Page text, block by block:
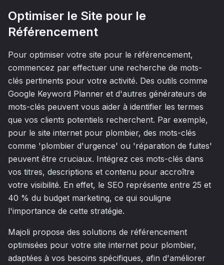
Optimiser le Site pour le
Référencement
Pour optimiser votre site pour le référencement,
commencez par effectuer une recherche de mots-
clés pertinents pour votre activité. Des outils comme
Google Keyword Planner et d'autres générateurs de
mots-clés peuvent vous aider à identifier les termes
que vos clients potentiels recherchent. Par exemple,
pour le site internet pour plombier, des mots-clés
comme 'plombier d'urgence' ou 'réparation de fuites'
peuvent être cruciaux. Intégrez ces mots-clés dans
vos titres, descriptions et contenu pour accroître
votre visibilité. En effet, le SEO représente entre 25 et
40 % du budget marketing, ce qui souligne
l'importance de cette stratégie.
Majoli propose des solutions de référencement
optimisées pour votre site internet pour plombier,
adaptées à vos besoins spécifiques, afin d'améliorer